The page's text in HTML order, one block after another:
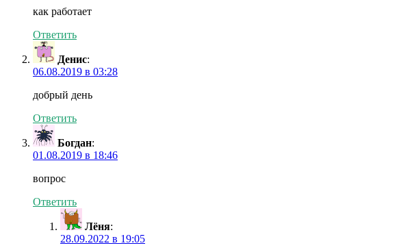
как работает
Ответить
Денис:
06.08.2019 в 03:28
добрый день
Ответить
Богдан:
01.08.2019 в 18:46
вопрос
Ответить
Лёня:
28.09.2022 в 19:05